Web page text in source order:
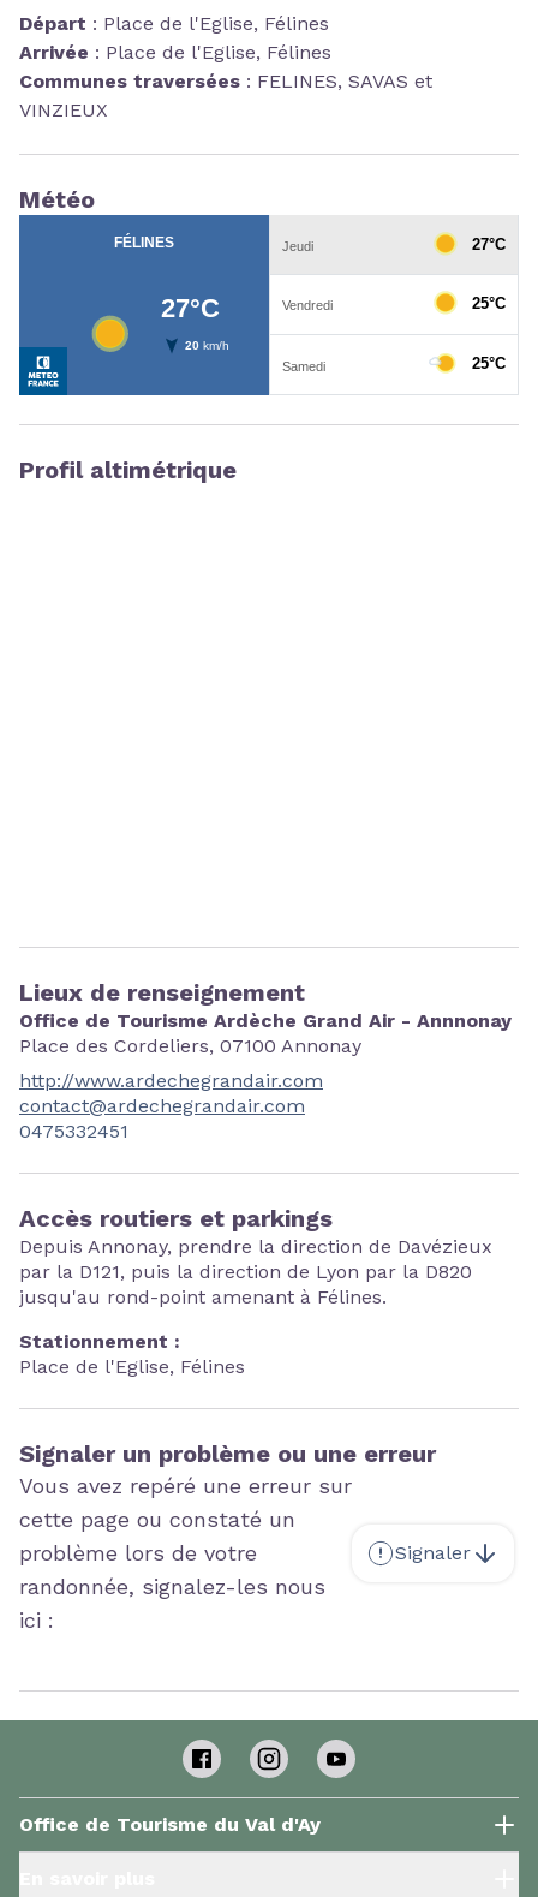
Départ : Place de l'Eglise, Félines
Arrivée : Place de l'Eglise, Félines
Communes traversées : FELINES, SAVAS et
VINZIEUX
Météo
Profil altimétrique
Lieux de renseignement
Office de Tourisme Ardèche Grand Air - Annnonay
Place des Cordeliers, 07100 Annonay
http://www.ardechegrandair.com
contact@ardechegrandair.com
0475332451
Accès routiers et parkings
Depuis Annonay, prendre la direction de Davézieux
par la D121, puis la direction de Lyon par la D820
jusqu'au rond-point amenant à Félines.
Stationnement :
Place de l'Eglise, Félines
Signaler un problème ou une erreur
Vous avez repéré une erreur sur
cette page ou constaté un
problème lors de votre
randonnée, signalez-les nous
ici :
Signaler
Office de Tourisme du Val d'Ay